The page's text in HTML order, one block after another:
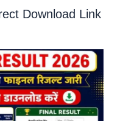
Download Link